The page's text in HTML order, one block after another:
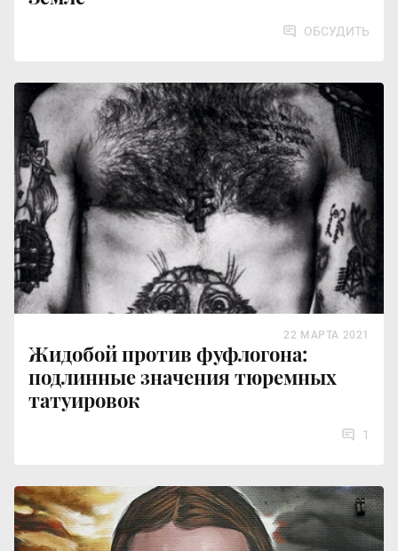
ОБСУДИТЬ
Жидобой против фуфлогона:
подлинные значения тюремных
татуировок
22 МАРТА 2021
1